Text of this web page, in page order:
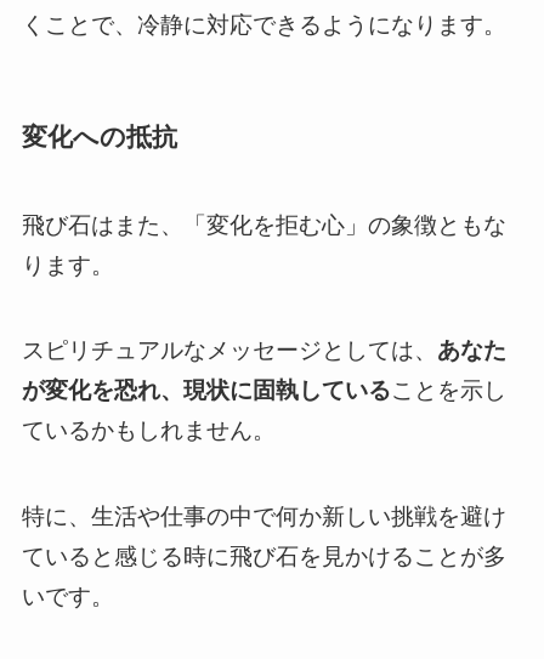
くことで、冷静に対応できるようになります。
変化への抵抗
飛び石はまた、「変化を拒む心」の象徴ともな
ります。
スピリチュアルなメッセージとしては、 あなた
が変化を恐れ、現状に固執していることを示し
ているかもしれません。
特に、生活や仕事の中で何か新しい挑戦を避け
ていると感じる時に飛び石を見かけることが多
いです。